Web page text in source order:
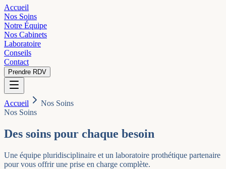
Accueil
Nos Soins
Notre Équipe
Nos Cabinets
Laboratoire
Conseils
Contact
Prendre RDV
Accueil
Nos Soins
Nos Soins
Des soins pour chaque besoin
Une équipe pluridisciplinaire et un laboratoire prothétique partenaire
pour vous offrir une prise en charge complète.